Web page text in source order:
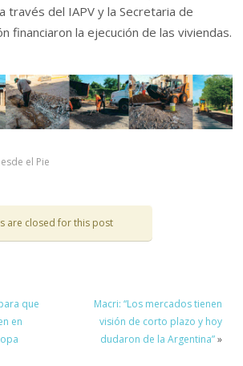
través del IAPV y la Secretaria de
financiaron la ejecución de las viviendas.
el Pie
are closed for this post
que
en
Macri: “Los mercados tienen
visión de corto plazo y hoy
dudaron de la Argentina”»